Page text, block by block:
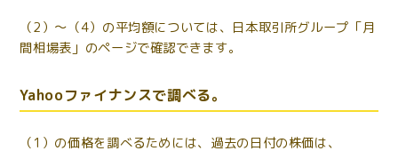
（2）～（4）の平均額については、日本取引所グループ「月
間相場表」のページで確認できます。
Yahooファイナンスで調べる。
（1）の価格を調べるためには、過去の日付の株価は、